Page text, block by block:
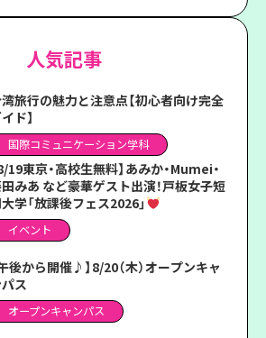
人気記事
旅行の魅力と注意点【初心者向け完全
ド】
国際コミュニケーション学科
19東京・高校生無料】あみか・Mumei・
みあ など豪華ゲスト出演！戸板女子短
学「放課後フェス2026」
イベント
後から開催♪】8/20（木）オープンキャ
ス
オープンキャンパス